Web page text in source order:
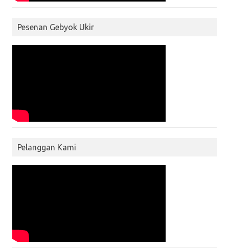
Pesenan Gebyok Ukir
Pelanggan Kami